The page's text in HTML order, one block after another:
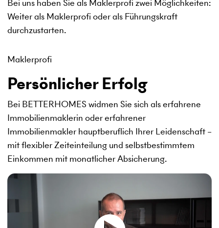
Bei uns haben Sie als Maklerprofi zwei Möglichkeiten:
Weiter als Maklerprofi oder als Führungskraft
durchzustarten.
Maklerprofi
Persönlicher Erfolg
Bei BETTERHOMES widmen Sie sich als erfahrene
Immobilienmaklerin oder erfahrener
Immobilienmakler hauptberuflich Ihrer Leidenschaft –
mit flexibler Zeiteinteilung und selbstbestimmtem
Einkommen mit monatlicher Absicherung.